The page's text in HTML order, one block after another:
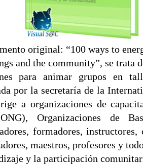
original: “100 ways to
and the community”, se trata
para animar grupos en
por la secretaría de la
a organizaciones de
Organizaciones de
formadores, instructores,
maestros, profesores y
y la participación